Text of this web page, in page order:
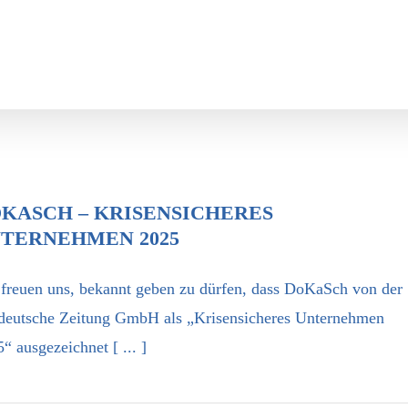
– KRISENSICHERES
2025
uns, bekannt geben zu dürfen, dass DoKaSch von der
Zeitung GmbH als „Krisensicheres Unternehmen
ausgezeichnet [ ... ]